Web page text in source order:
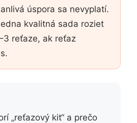
úspora sa nevyplatí.
kvalitná sada roziet
reťaze, ak reťaz
„reťazový kit“ a prečo